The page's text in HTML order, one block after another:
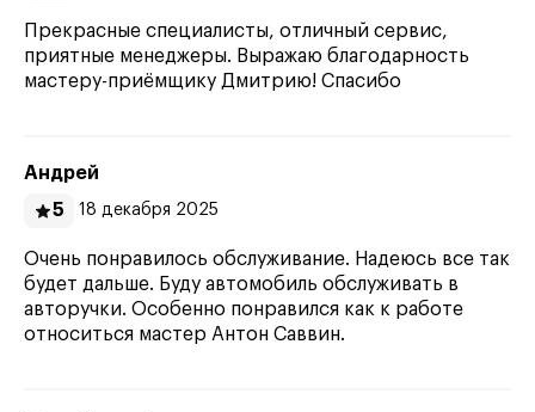
Прекрасные специалисты, отличный сервис,
приятные менеджеры. Выражаю благодарность
мастеру-приёмщику Дмитрию! Спасибо
Андрей
5
18 декабря 2025
Очень понравилось обслуживание. Надеюсь все так
будет дальше. Буду автомобиль обслуживать в
авторучки. Особенно понравился как к работе
относиться мастер Антон Саввин.